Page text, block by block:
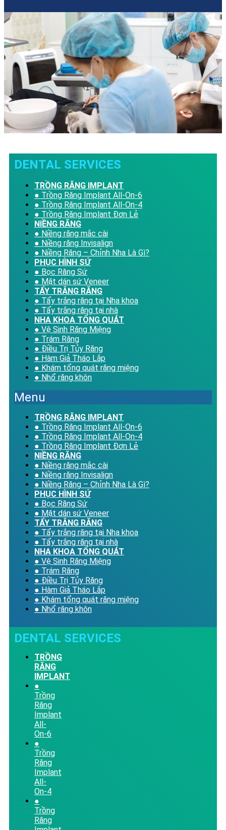
DENTAL SERVICES​
TRỒNG RĂNG IMPLANT
● Trồng Răng Implant All-On-6
● Trồng Răng Implant All-On-4
● Trồng Răng Implant Đơn Lẻ
NIỀNG RĂNG
● Niềng răng mắc cài
● Niềng răng Invisalign
● Niềng Răng – Chỉnh Nha Là Gì?
PHỤC HÌNH SỨ
● Bọc Răng Sứ
● Mặt dán sứ Veneer
TẨY TRẮNG RĂNG
● Tẩy trắng răng tại Nha khoa
● Tẩy trắng răng tại nhà
NHA KHOA TỔNG QUÁT
● Vệ Sinh Răng Miệng
● Trám Răng
● Điều Trị Tủy Răng
● Hàm Giả Tháo Lắp
● Khám tổng quát răng miệng
● Nhổ răng khôn
Menu
TRỒNG RĂNG IMPLANT
● Trồng Răng Implant All-On-6
● Trồng Răng Implant All-On-4
● Trồng Răng Implant Đơn Lẻ
NIỀNG RĂNG
● Niềng răng mắc cài
● Niềng răng Invisalign
● Niềng Răng – Chỉnh Nha Là Gì?
PHỤC HÌNH SỨ
● Bọc Răng Sứ
● Mặt dán sứ Veneer
TẨY TRẮNG RĂNG
● Tẩy trắng răng tại Nha khoa
● Tẩy trắng răng tại nhà
NHA KHOA TỔNG QUÁT
● Vệ Sinh Răng Miệng
● Trám Răng
● Điều Trị Tủy Răng
● Hàm Giả Tháo Lắp
● Khám tổng quát răng miệng
● Nhổ răng khôn
DENTAL SERVICES
TRỒNG
RĂNG
IMPLANT
●
Trồng
Răng
Implant
All-
On-6
●
Trồng
Răng
Implant
All-
On-4
●
Trồng
Răng